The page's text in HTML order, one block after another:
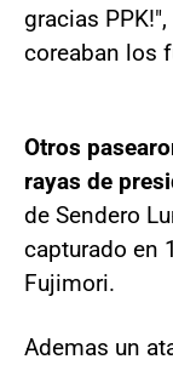
gracias
coreaban los
Otros
rayas de
de Sendero
capturado en
Fujimori.
Ademas un